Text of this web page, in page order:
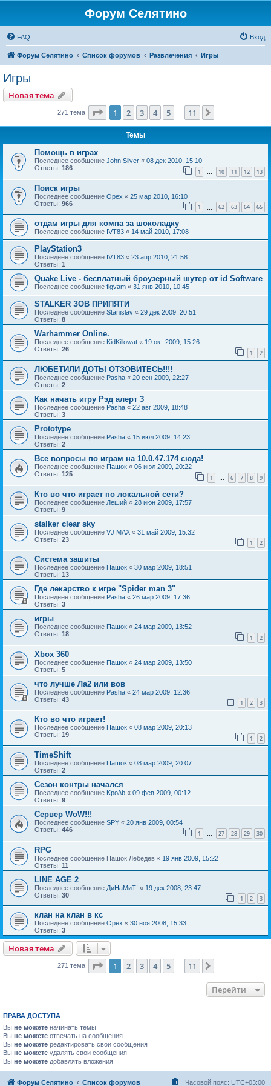
Форум Селятино
FAQ Вход
Форум Селятино Список форумов Развлечения Игры
Игры
Новая тема
271 тема Страница из 11
1 2 3 4 5 11
Темы
Помощь в играх
Последнее сообщение John Silver « 08 дек 2010, 15:10
Ответы: 186 1 … 10 11 12 13
Поиск игры
Последнее сообщение Орех « 25 мар 2010, 16:10
Ответы: 966 1 62 63 64 65
отдам игры для компа за шоколадку
Последнее сообщение IVT83 « 14 май 2010, 17:08
PlayStation3
Последнее сообщение IVT83 « 23 апр 2010, 21:58
Ответы: 1
Quake Live - бесплатный броузерный шутер от id Software
Последнее сообщение figvam « 31 янв 2010, 10:45
STALKER ЗОВ ПРИПЯТИ
Последнее сообщение Stanislav « 29 дек 2009, 20:51
Ответы: 8
Warhammer Online.
Последнее сообщение KidKillowat « 19 окт 2009, 15:26
Ответы: 26 1 2
ЛЮБЕТИЛИ ДОТЫ ОТЗОВИТЕСЬ!!!!
Последнее сообщение Pasha « 20 сен 2009, 22:27
Ответы: 2
Как начать игру Рэд алерт 3
Последнее сообщение Pasha « 22 авг 2009, 18:48
Ответы: 3
Prototype
Последнее сообщение Pasha « 15 июл 2009, 14:23
Ответы: 2
Все вопросы по играм на 10.0.47.174 сюда!
Последнее сообщение Пашок « 06 июл 2009, 20:22
Ответы: 125 1 … 6 7 8 9
Кто во что играет по локальной сети?
Последнее сообщение Леший « 28 июн 2009, 17:57
Ответы: 9
stalker clear sky
Последнее сообщение VJ MAX « 31 май 2009, 15:32
Ответы: 23 1 2
Система зашиты
Последнее сообщение Пашок « 30 мар 2009, 18:51
Ответы: 13
Где лекарство к игре "Spider man 3"
Последнее сообщение Pasha « 26 мар 2009, 17:36
Ответы: 3
игры
Последнее сообщение Пашок « 24 мар 2009, 13:52
Ответы: 18 1 2
Xbox 360
Последнее сообщение Пашок « 24 мар 2009, 13:50
Ответы: 5
что лучше Ла2 или вов
Последнее сообщение Pasha « 24 мар 2009, 12:36
Ответы: 43 1 2 3
Кто во что играет!
Последнее сообщение Пашок « 08 мар 2009, 20:13
Ответы: 19 1 2
TimeShift
Последнее сообщение Пашок « 08 мар 2009, 20:07
Ответы: 2
Сезон контры начался
Последнее сообщение Kpo/\b « 09 фев 2009, 00:12
Ответы: 9
Сервер WoW!!!
Последнее сообщение SPY « 20 янв 2009, 00:54
Ответы: 446 1 … 27 28 29 30
RPG
Последнее сообщение Пашок Лебедев « 19 янв 2009, 15:22
Ответы: 11
LINE AGE 2
Последнее сообщение ДиНаМиТ! « 19 дек 2008, 23:47
Ответы: 30 1 2 3
клан на клан в кс
Последнее сообщение Орех « 30 ноя 2008, 15:33
Ответы: 3
Новая тема
271 тема Страница из 11
1 2 3 4 5 … 11
Перейти
ПРАВА ДОСТУПА
Вы не можете начинать темы
Вы не можете отвечать на сообщения
Вы не можете редактировать свои сообщения
Вы не можете удалять свои сообщения
Вы не можете добавлять вложения
Форум Селятино Список форумов Часовой пояс: UTC+03:00